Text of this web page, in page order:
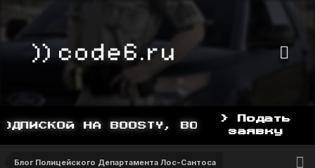
НА BOOSTY, BOOSTY.TO/YDDY
> Подать
заявку
Блог Полицейского Департамента Лос-Сантоса